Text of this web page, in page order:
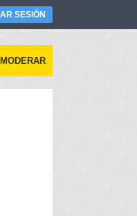
SESIÓN
MODERAR